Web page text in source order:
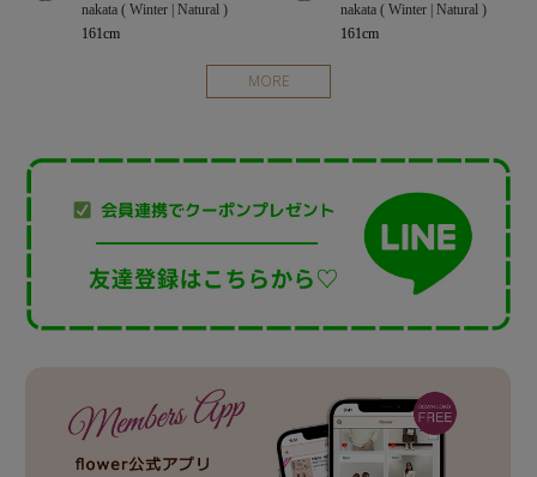
nakata ( Winter | Natural )
161cm
nakata ( Winter | Natural )
161cm
MORE